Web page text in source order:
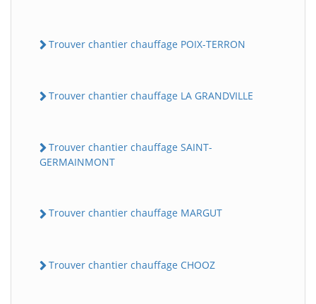
Trouver chantier chauffage POIX-TERRON
Trouver chantier chauffage LA GRANDVILLE
Trouver chantier chauffage SAINT-
GERMAINMONT
Trouver chantier chauffage MARGUT
Trouver chantier chauffage CHOOZ